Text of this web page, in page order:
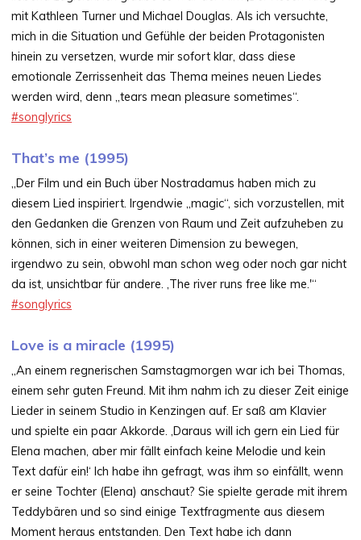
mit Kathleen Turner und Michael Douglas. Als ich versuchte,
mich in die Situation und Gefühle der beiden Protagonisten
hinein zu versetzen, wurde mir sofort klar, dass diese
emotionale Zerrissenheit das Thema meines neuen Liedes
werden wird, denn „tears mean pleasure sometimes“.
#songlyrics
That’s me (1995)
„Der Film und ein Buch über Nostradamus haben mich zu
diesem Lied inspiriert. Irgendwie „magic“, sich vorzustellen, mit
den Gedanken die Grenzen von Raum und Zeit aufzuheben zu
können, sich in einer weiteren Dimension zu bewegen,
irgendwo zu sein, obwohl man schon weg oder noch gar nicht
da ist, unsichtbar für andere. ‚The river runs free like me.'“
#songlyrics
Love is a miracle (1995)
„An einem regnerischen Samstagmorgen war ich bei Thomas,
einem sehr guten Freund. Mit ihm nahm ich zu dieser Zeit einige
Lieder in seinem Studio in Kenzingen auf. Er saß am Klavier
und spielte ein paar Akkorde. ‚Daraus will ich gern ein Lied für
Elena machen, aber mir fällt einfach keine Melodie und kein
Text dafür ein!‘ Ich habe ihn gefragt, was ihm so einfällt, wenn
er seine Tochter (Elena) anschaut? Sie spielte gerade mit ihrem
Teddybären und so sind einige Textfragmente aus diesem
Moment heraus entstanden. Den Text habe ich dann